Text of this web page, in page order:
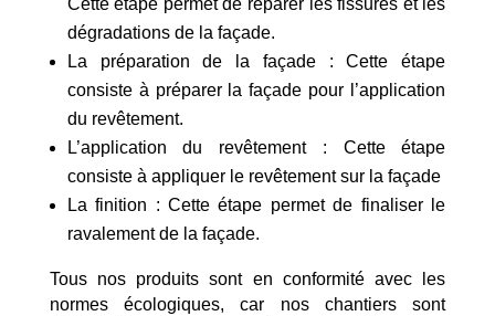
dégradations de la façade.
La préparation de la façade : Cette étape
consiste à préparer la façade pour l’application
du revêtement.
L’application du revêtement : Cette étape
consiste à appliquer le revêtement sur la façade
La finition : Cette étape permet de finaliser le
ravalement de la façade.
Tous nos produits sont en conformité avec les
normes écologiques, car nos chantiers sont